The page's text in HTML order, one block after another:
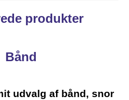
produkter
Bånd
udvalg af bånd, snor